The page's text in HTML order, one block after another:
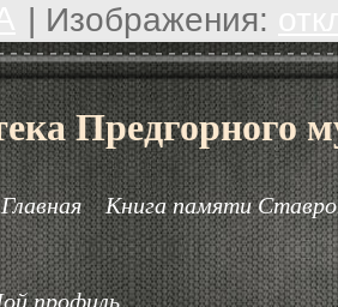
| Изображения:
Предгорного
Главная Книга памяти
профиль